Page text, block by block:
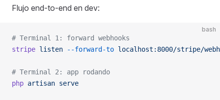
Flujo end-to-end en dev:
bash
# Terminal 1: forward webhooks
stripe listen --forward-to localhost:8000/stripe/
# Terminal 2: app rodando
php artisan serve